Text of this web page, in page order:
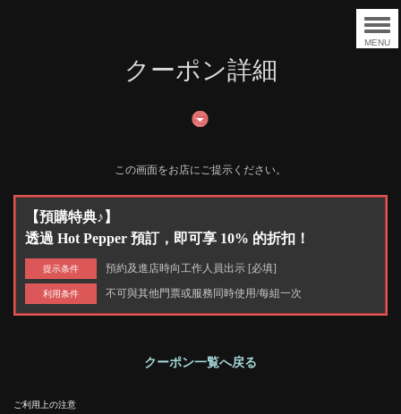
MENU
クーポン詳細
この画面をお店にご提示ください。
【預購特典♪】
透過 Hot Pepper 預訂，即可享 10% 的折扣！
提示条件 預約及進店時向工作人員出示 [必填]
利用条件 不可與其他門票或服務同時使用/每組一次
クーポン一覧へ戻る
ご利用上の注意